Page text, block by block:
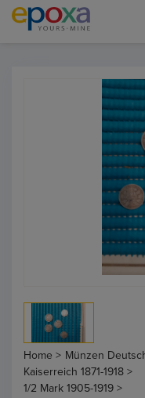
Home > Münzen
Kaiserreich 1871-1918 >
1/2 Mark 1905-1919 >